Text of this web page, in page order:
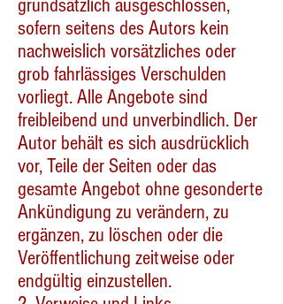
grundsätzlich ausgeschlossen,
sofern seitens des Autors kein
nachweislich vorsätzliches oder
grob fahrlässiges Verschulden
vorliegt. Alle Angebote sind
freibleibend und unverbindlich. Der
Autor behält es sich ausdrücklich
vor, Teile der Seiten oder das
gesamte Angebot ohne gesonderte
Ankündigung zu verändern, zu
ergänzen, zu löschen oder die
Veröffentlichung zeitweise oder
endgültig einzustellen.